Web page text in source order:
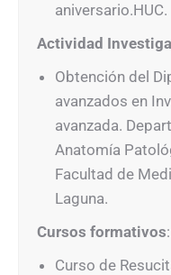
aniversario.HUC.
Actividad
Obtención del
avanzados en
avanzada.
Anatomía
Facultad de
Laguna.
Cursos formativos:
Curso de